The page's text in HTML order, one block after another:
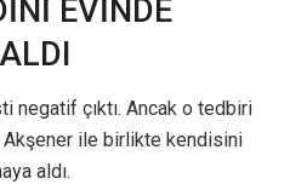
EVİNDE
negatif çıktı. Ancak o tedbiri
Akşener ile birlikte kendisini
aldı.